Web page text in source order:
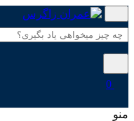
به
محتوا
0
منو